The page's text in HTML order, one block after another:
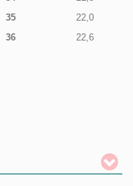
35
22,0
36
22,6